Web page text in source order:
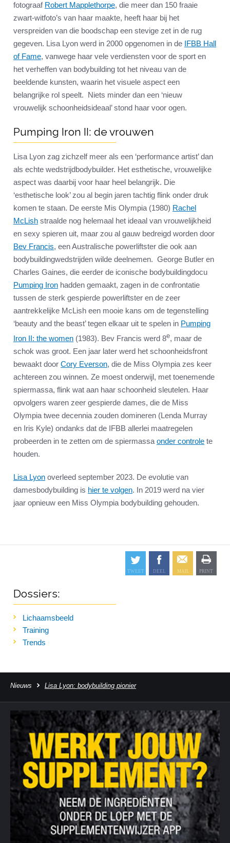
fotograaf Robert Mapplethorpe, die meer dan 150 fraaie
zwart-witfoto’s van haar maakte, heeft haar bij het
verspreiden van die boodschap een stevige zet in de rug
gegeven. Lisa Lyon werd in 2000 opgenomen in de IFBB Hall
of Fame, vanwege haar vele verdiensten voor de sport en
het verheffen van bodybuilding tot het niveau van de
beeldende kunsten, waarin het visuele aspect een
belangrijke rol speelt. Niets minder dan een ‘nieuw
vrouwelijk schoonheidsideaal’ stond haar voor ogen.
Pumping Iron II: de vrouwen
Lisa Lyon zag zichzelf meer als een ‘performance artist’ dan
als echte wedstrijdbodybuilder. Het esthetische, vrouwelijke
aspect was daarbij voor haar heel belangrijk. Die
‘esthetische look’ zou al begin jaren tachtig flink onder druk
komen te staan. De eerste Mis Olympia (1980) Rachel
McLish straalde nog helemaal het ideaal van vrouwelijkheid
en sexy spieren uit, maar zou al gauw bedreigd worden door
Bev Francis, een Australische powerliftster die ook aan
bodybuildingwedstrijden wilde deelnemen. George Butler en
Charles Gaines, die eerder de iconische bodybuildingdocu
Pumping Iron hadden gemaakt, zagen in de confrontatie
tussen de sterk gespierde powerliftster en de zeer
aantrekkelijke McLish een mooie kans om de tegenstelling
‘beauty and the beast’ tegen elkaar uit te spelen in Pumping
Iron II: the women (1983). Bev Francis werd 8e, maar de
schok was groot. Een jaar later werd het schoonheidsfront
bewaakt door Cory Everson, die de Miss Olympia zes keer
achtereen zou winnen. Ze moest onderwijl, met toenemende
spiermassa, flink wat aan haar schoonheid sleutelen. Haar
opvolgers waren zeer gespierde dames, die de Miss
Olympia twee decennia zouden domineren (Lenda Murray
en Iris Kyle) ondanks dat de IFBB allerlei maatregelen
probeerden in te zetten om de spiermassa onder controle te
houden.
Lisa Lyon overleed september 2023. De evolutie van
damesbodybuilding is hier te volgen. In 2019 werd na vier
jaar opnieuw een Miss Olympia bodybuilding gehouden.
Dossiers:
Lichaamsbeeld
Training
Trends
Nieuws Lisa Lyon: bodybuilding pionier